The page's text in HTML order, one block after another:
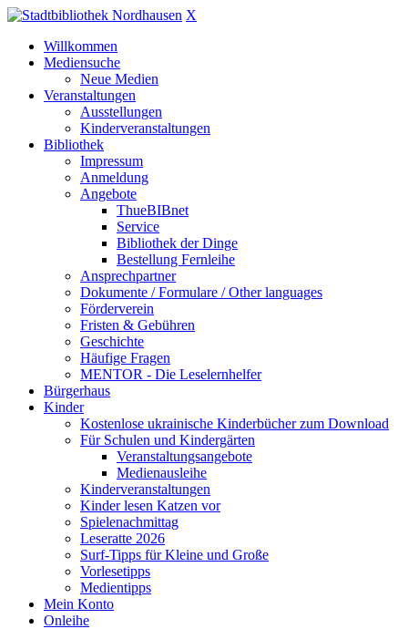
X
Willkommen
Mediensuche
Neue Medien
Veranstaltungen
Ausstellungen
Kinderveranstaltungen
Bibliothek
Impressum
Anmeldung
Angebote
ThueBIBnet
Service
Bibliothek der Dinge
Bestellung Fernleihe
Ansprechpartner
Dokumente / Formulare / Other languages
Förderverein
Fristen & Gebühren
Geschichte
Häufige Fragen
MENTOR - Die Leselernhelfer
Bürgerhaus
Kinder
Kostenlose ukrainische Kinderbücher zum Download
Für Schulen und Kindergärten
Veranstaltungsangebote
Medienausleihe
Kinderveranstaltungen
Kinder lesen Katzen vor
Spielenachmittag
Leseratte 2026
Surf-Tipps für Kleine und Große
Vorlesetipps
Medientipps
Mein Konto
Onleihe